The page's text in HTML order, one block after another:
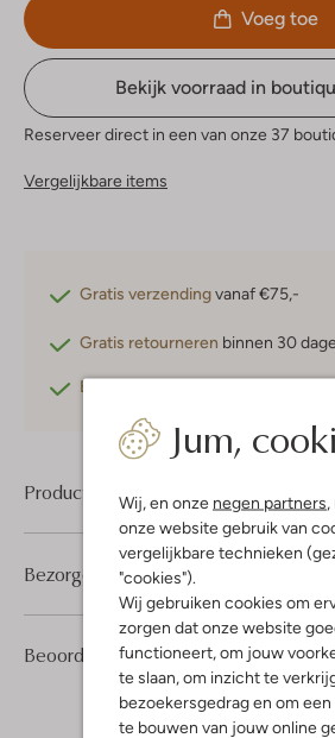
Jum,
Wij, en onze negen partners
onze website gebruik van
vergelijkbare technieken
"cookies").
Wij gebruiken cookies om
zorgen dat onze website
functioneert, om jouw
te slaan, om inzicht te
bezoekersgedrag en om
te bouwen van jouw online
Voeg toe
Bekijk voorraad in
Reserveer direct in een van onze 37
Vergelijkbare items
Gratis verzendingvanaf €75,-
Gratis retourneren binnen 30
Betaal achteraf
Product informatie
Beoordelingen (1) 1
4
Sterren
Bezorgen & retourneren